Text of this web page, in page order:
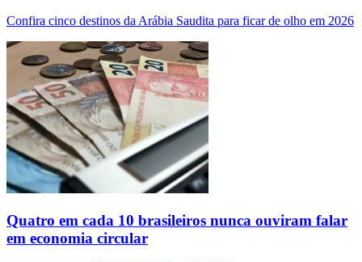
Confira cinco destinos da Arábia Saudita para ficar de olho em 2026
Quatro em cada 10 brasileiros nunca ouviram falar
em economia circular